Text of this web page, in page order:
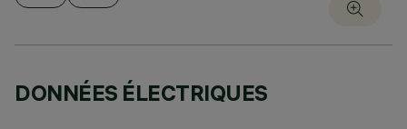
DONNÉES ÉLECTRIQUES